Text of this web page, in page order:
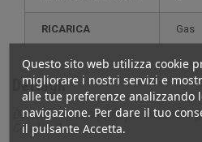
Questo sito web utilizza cookie
migliorare i nostri servizi e
alle tue preferenze analizzando
navigazione. Per dare il tuo
il pulsante Accetta.
RICARICA gas
Dettagli
Descrizione completa per
Charles Paris